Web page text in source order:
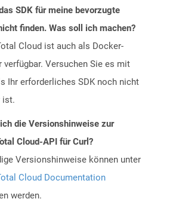
SDK für meine bevorzugte
finden. Was soll ich machen?
Cloud ist auch als Docker-
verfügbar. Versuchen Sie es mit
Ihr erforderliches SDK noch nicht
ist.
die Versionshinweise zur
Cloud-API für Curl?
Versionshinweise können unter
Cloud Documentation
werden.